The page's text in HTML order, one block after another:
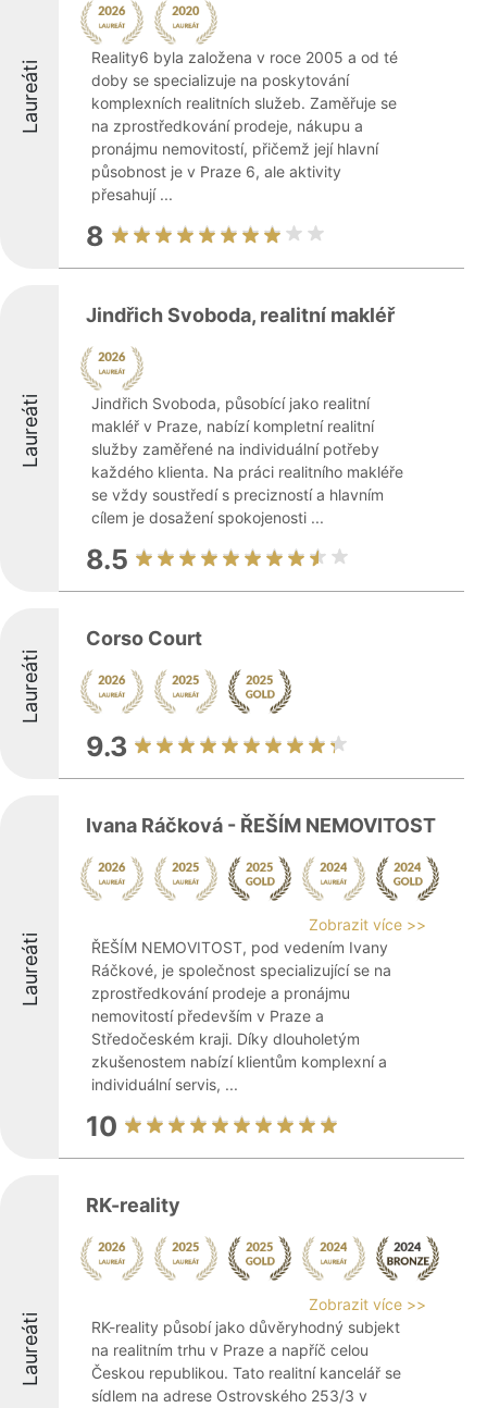
Laureáti
Reality6 byla založena v roce 2005 a od té
doby se specializuje na poskytování
komplexních realitních služeb. Zaměřuje se
na zprostředkování prodeje, nákupu a
pronájmu nemovitostí, přičemž její hlavní
působnost je v Praze 6, ale aktivity
přesahují ...
8
Laureáti
Jindřich Svoboda, realitní makléř
Jindřich Svoboda, působící jako realitní
makléř v Praze, nabízí kompletní realitní
služby zaměřené na individuální potřeby
každého klienta. Na práci realitního makléře
se vždy soustředí s precizností a hlavním
cílem je dosažení spokojenosti ...
8.5
Laureáti
Corso Court
9.3
Laureáti
Ivana Ráčková - ŘEŠÍM NEMOVITOST
Zobrazit více >>
ŘEŠÍM NEMOVITOST, pod vedením Ivany
Ráčkové, je společnost specializující se na
zprostředkování prodeje a pronájmu
nemovitostí především v Praze a
Středočeském kraji. Díky dlouholetým
zkušenostem nabízí klientům komplexní a
individuální servis, ...
10
Laureáti
RK-reality
Zobrazit více >>
RK-reality působí jako důvěryhodný subjekt
na realitním trhu v Praze a napříč celou
Českou republikou. Tato realitní kancelář se
sídlem na adrese Ostrovského 253/3 v